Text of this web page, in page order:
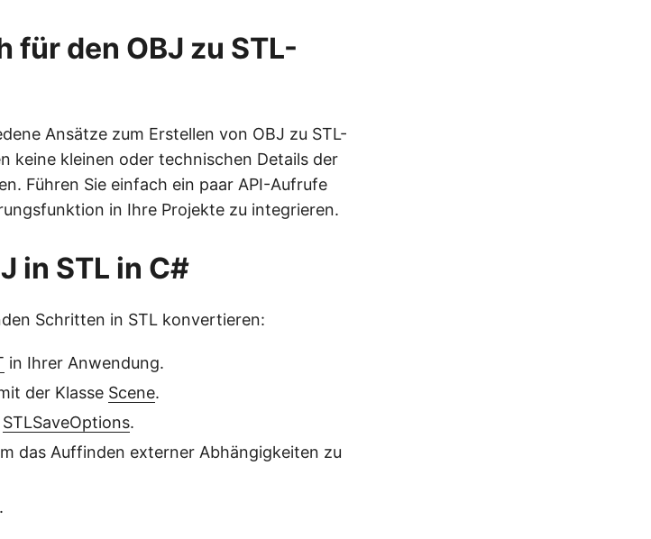
den OBJ zu STL-
Ansätze zum Erstellen von OBJ zu STL-
keine kleinen oder technischen Details der
Führen Sie einfach ein paar API-Aufrufe
in Ihre Projekte zu integrieren.
in STL in C#
Schritten in STL konvertieren:
in Ihrer Anwendung.
der Klasse Scene.
STLSaveOptions.
das Auffinden externer Abhängigkeiten zu